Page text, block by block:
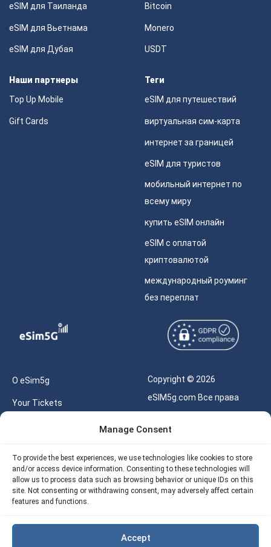
Manage Consent
To provide the best experiences, we use technologies like cookies to store
and/or access device information. Consenting to these technologies will
allow us to process data such as browsing behavior or unique IDs on this
site. Not consenting or withdrawing consent, may adversely affect certain
features and functions.
Accept
eSIM для Таиланда
eSIM для Вьетнама
eSIM для Дубая
Bitcoin
Monero
USDT
Наши партнеры
Top Up Mobile
Gift Cards
Теги
eSIM для путешествий
виртуальная сим-карта
интернет за границей
eSIM для туристов
мобильный интернет по
всему миру
купить eSIM онлайн
eSIM с оплатой
криптовалютой
международный роуминг
без переплат
О eSim5g
Your Tickets
Калькулятор для eSIM
Политика возврата
eSIM5G
Copyright © 2026
eSIM5g.com Все права
Политика
конфиденциальности
Site Map